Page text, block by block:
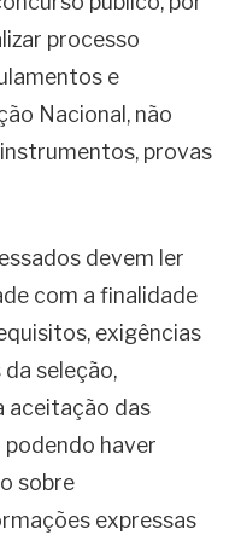
processo
e
Nacional, não
provas
devem ler
com a finalidade
exigências
seleção,
aceitação das
podendo haver
sobre
expressas